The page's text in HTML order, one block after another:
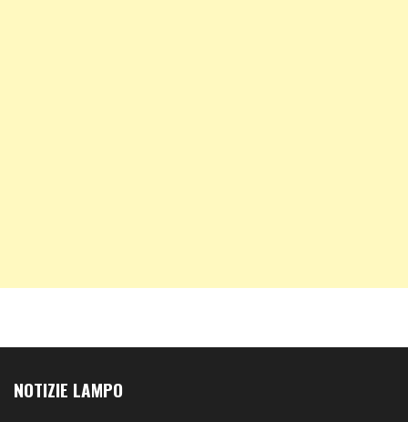
NOTIZIE LAMPO